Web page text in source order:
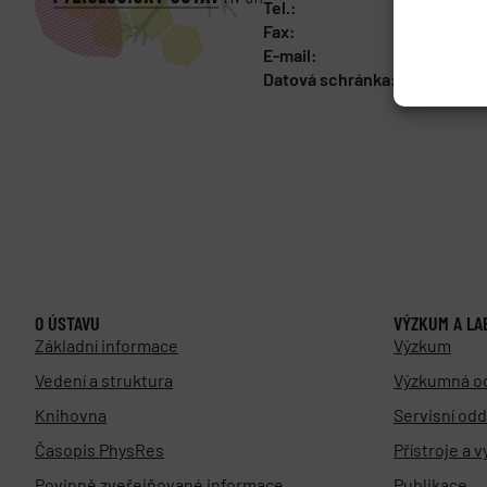
Tel.:
Fax:
+420
E-mail:
Datová schránka:
O ÚSTAVU
Základní informace
Vedení a struktura
Knihovna
Časopis PhysRes
VÝZKUM A
Výzkum
Výzkumná
Servisní
Přístroje a